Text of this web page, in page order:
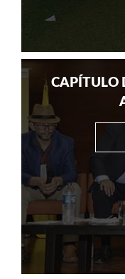
CAPÍTULO